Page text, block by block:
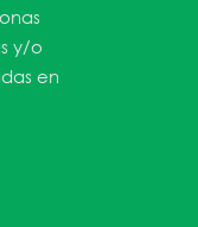
y/o
en